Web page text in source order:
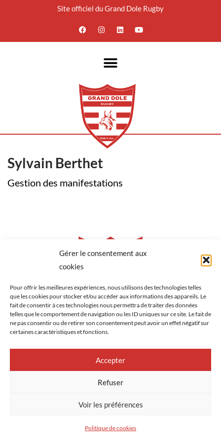
Gérer le consentement aux
cookies
Pour offrir les meilleures expériences, nous utilisons des technologies telles
que les cookies pour stocker et/ou accéder aux informations des appareils. Le
fait de consentir à ces technologies nous permettra de traiter des données
telles que le comportement de navigation ou les ID uniques sur ce site. Le fait de
ne pas consentir ou de retirer son consentement peut avoir un effet négatif sur
certaines caractéristiques et fonctions.
Accepter
Refuser
Voir les préférences
Politique de cookies
au
Site officiel du Grand Dole Rugby
Sylvain Berthet
Gestion des manifestations